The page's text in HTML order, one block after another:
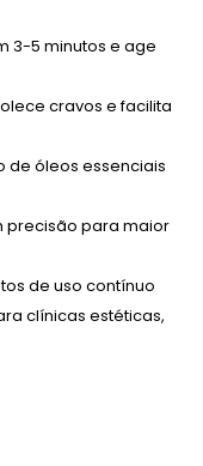
3-5 minutos e age
cravos e facilita
de óleos essenciais
precisão para maior
de uso contínuo
clínicas estéticas,